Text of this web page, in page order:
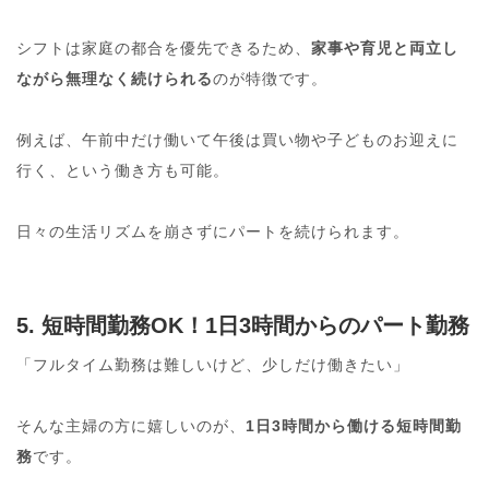
シフトは家庭の都合を優先できるため、 家事や育児と両立し
ながら無理なく続けられるのが特徴です。
例えば、午前中だけ働いて午後は買い物や子どものお迎えに
行く、という働き方も可能。
日々の生活リズムを崩さずにパートを続けられます。
5. 短時間勤務OK！1日3時間からのパート勤務
「フルタイム勤務は難しいけど、少しだけ働きたい」
そんな主婦の方に嬉しいのが、 1日3時間から働ける短時間勤
務です。